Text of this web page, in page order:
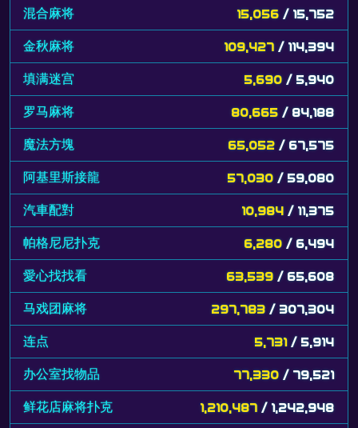
混合麻将 15,056 / 15,752
金秋麻将 109,427 / 114,394
填满迷宫 5,690 / 5,940
罗马麻将 80,665 / 84,188
魔法方塊 65,052 / 67,575
阿基里斯接龍 57,030 / 59,080
汽車配對 10,984 / 11,375
帕格尼尼扑克 6,280 / 6,494
愛心找找看 63,539 / 65,608
马戏团麻将 297,783 / 307,304
连点 5,731 / 5,914
办公室找物品 77,330 / 79,521
鲜花店麻将扑克 1,210,487 / 1,242,948